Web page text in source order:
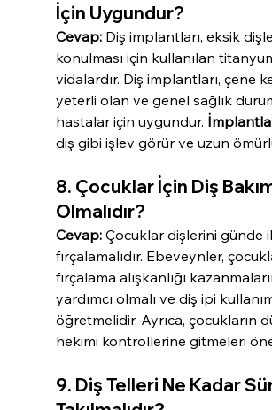
İçin Uygundur?
Cevap: Diş implantları, eksik
konulması için kullanılan
vidalardır. Diş implantları, çene
yeterli olan ve genel sağlık
hastalar için uygundur.
diş gibi işlev görür ve uzun
8. Çocuklar İçin Diş
Olmalıdır?
Cevap: Çocuklar dişlerini günde
fırçalamalıdır. Ebeveynler,
fırçalama alışkanlığı
yardımcı olmalı ve diş ipi
öğretmelidir. Ayrıca, çocukların
hekimi kontrollerine gitmeleri
9. Diş Telleri Ne Kadar